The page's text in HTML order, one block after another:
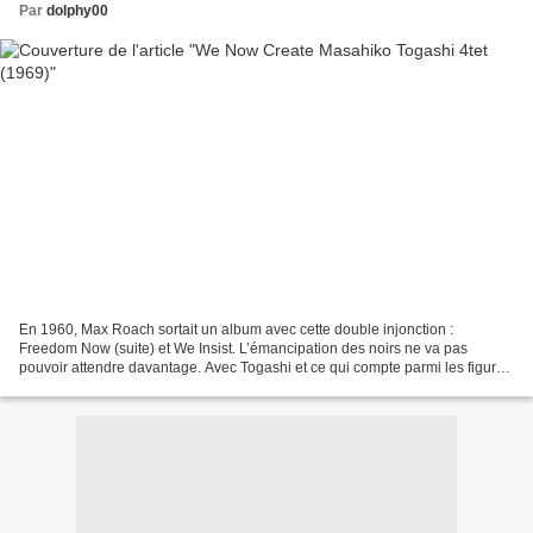
Par dolphy00
En 1960, Max Roach sortait un album avec cette double injonction :
Freedom Now (suite) et We Insist. L’émancipation des noirs ne va pas
pouvoir attendre davantage. Avec Togashi et ce qui compte parmi les figures